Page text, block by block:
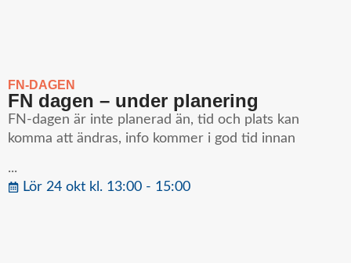
FN-DAGEN
FN dagen – under planering
FN-dagen är inte planerad än, tid och plats kan
komma att ändras, info kommer i god tid innan
...
Lör 24 okt kl. 13:00 - 15:00